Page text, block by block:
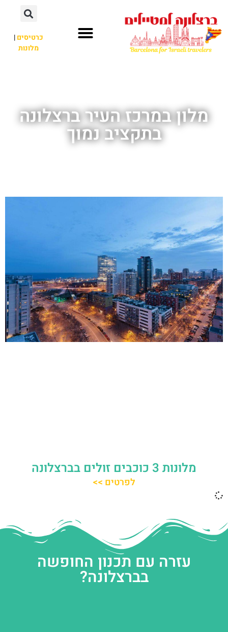
כרטיסים|
מלונות
מלון במרכז העיר ברצלונה
בתקציב נמוך
מלונות 3 כוכבים זולים בברצלונה
לפרטים >>
עזרה עם תכנון החופשה
בברצלונה?